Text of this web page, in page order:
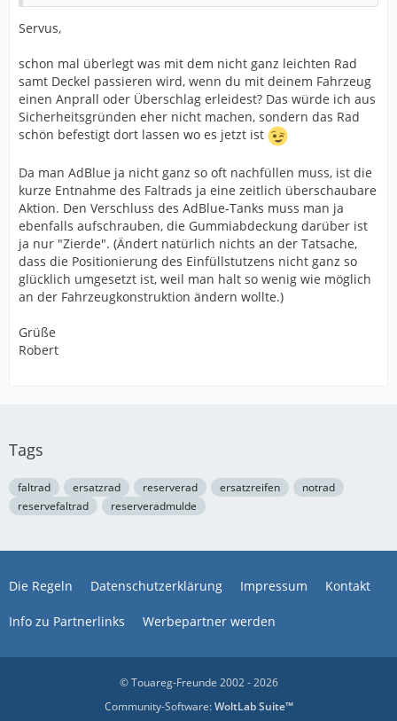
Servus,
schon mal überlegt was mit dem nicht ganz leichten Rad
samt Deckel passieren wird, wenn du mit deinem Fahrzeug
einen Anprall oder Überschlag erleidest? Das würde ich aus
Sicherheitsgründen eher nicht machen, sondern das Rad
schön befestigt dort lassen wo es jetzt ist
Da man AdBlue ja nicht ganz so oft nachfüllen muss, ist die
kurze Entnahme des Faltrads ja eine zeitlich überschaubare
Aktion. Den Verschluss des AdBlue-Tanks muss man ja
ebenfalls aufschrauben, die Gummiabdeckung darüber ist
ja nur "Zierde". (Ändert natürlich nichts an der Tatsache,
dass die Positionierung des Einfüllstutzens nicht ganz so
glücklich umgesetzt ist, weil man halt so wenig wie möglich
an der Fahrzeugkonstruktion ändern wollte.)
Grüße
Robert
Tags
faltrad ersatzrad reserverad ersatzreifen
notrad
reservefaltrad
reserveradmulde
Die Regeln Datenschutzerklärung Impressum Kontakt
Info zu Partnerlinks Werbepartner werden
© Touareg-Freunde 2002 - 2026
Community-Software:WoltLab Suite™